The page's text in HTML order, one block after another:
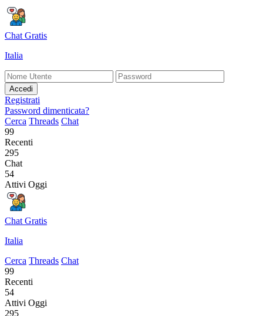
Chat Gratis
Italia
Accedi
Registrati
Password dimenticata?
Cerca Threads Chat
99
Recenti
295
Chat
54
Attivi Oggi
Chat Gratis
Italia
Cerca Threads Chat
99
Recenti
54
Attivi Oggi
295